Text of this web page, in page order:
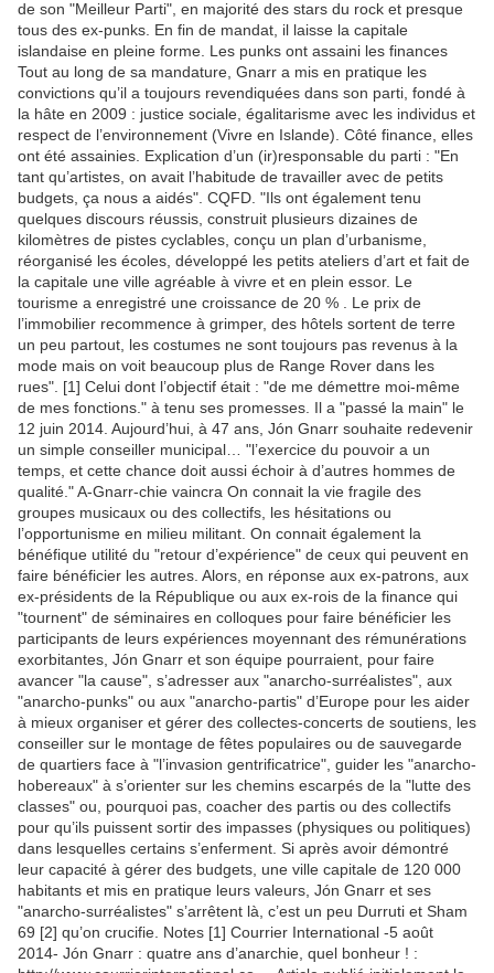
de son "Meilleur Parti", en majorité des stars du rock et presque
tous des ex-punks. En fin de mandat, il laisse la capitale
islandaise en pleine forme. Les punks ont assaini les finances
Tout au long de sa mandature, Gnarr a mis en pratique les
convictions qu’il a toujours revendiquées dans son parti, fondé à
la hâte en 2009 : justice sociale, égalitarisme avec les individus et
respect de l’environnement (Vivre en Islande). Côté finance, elles
ont été assainies. Explication d’un (ir)responsable du parti : "En
tant qu’artistes, on avait l’habitude de travailler avec de petits
budgets, ça nous a aidés". CQFD. "Ils ont également tenu
quelques discours réussis, construit plusieurs dizaines de
kilomètres de pistes cyclables, conçu un plan d’urbanisme,
réorganisé les écoles, développé les petits ateliers d’art et fait de
la capitale une ville agréable à vivre et en plein essor. Le
tourisme a enregistré une croissance de 20 % . Le prix de
l’immobilier recommence à grimper, des hôtels sortent de terre
un peu partout, les costumes ne sont toujours pas revenus à la
mode mais on voit beaucoup plus de Range Rover dans les
rues". [1] Celui dont l’objectif était : "de me démettre moi-même
de mes fonctions." à tenu ses promesses. Il a "passé la main" le
12 juin 2014. Aujourd’hui, à 47 ans, Jón Gnarr souhaite redevenir
un simple conseiller municipal… "l’exercice du pouvoir a un
temps, et cette chance doit aussi échoir à d’autres hommes de
qualité." A-Gnarr-chie vaincra On connait la vie fragile des
groupes musicaux ou des collectifs, les hésitations ou
l’opportunisme en milieu militant. On connait également la
bénéfique utilité du "retour d’expérience" de ceux qui peuvent en
faire bénéficier les autres. Alors, en réponse aux ex-patrons, aux
ex-présidents de la République ou aux ex-rois de la finance qui
"tournent" de séminaires en colloques pour faire bénéficier les
participants de leurs expériences moyennant des rémunérations
exorbitantes, Jón Gnarr et son équipe pourraient, pour faire
avancer "la cause", s’adresser aux "anarcho-surréalistes", aux
"anarcho-punks" ou aux "anarcho-partis" d’Europe pour les aider
à mieux organiser et gérer des collectes-concerts de soutiens, les
conseiller sur le montage de fêtes populaires ou de sauvegarde
de quartiers face à "l’invasion gentrificatrice", guider les "anarcho-
hobereaux" à s’orienter sur les chemins escarpés de la "lutte des
classes" ou, pourquoi pas, coacher des partis ou des collectifs
pour qu’ils puissent sortir des impasses (physiques ou politiques)
dans lesquelles certains s’enferment. Si après avoir démontré
leur capacité à gérer des budgets, une ville capitale de 120 000
habitants et mis en pratique leurs valeurs, Jón Gnarr et ses
"anarcho-surréalistes" s’arrêtent là, c’est un peu Durruti et Sham
69 [2] qu’on crucifie. Notes [1] Courrier International -5 août
2014- Jón Gnarr : quatre ans d’anarchie, quel bonheur ! :